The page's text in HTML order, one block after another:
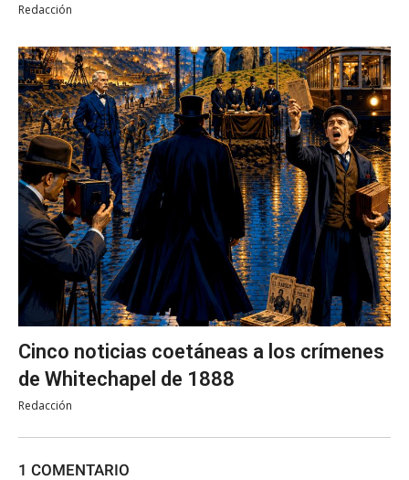
Redacción
Cinco noticias coetáneas a los crímenes
de Whitechapel de 1888
Redacción
1 COMENTARIO